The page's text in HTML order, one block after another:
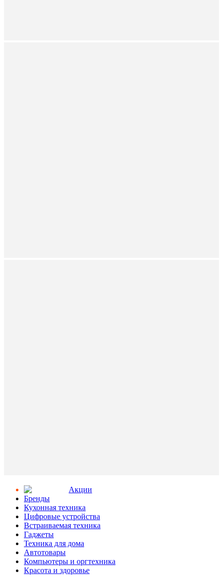
Aкции
Бренды
Кухонная техника
Цифровые устройства
Встраиваемая техника
Гаджеты
Техника для дома
Автотовары
Компьютеры и оргтехника
Красота и здоровье